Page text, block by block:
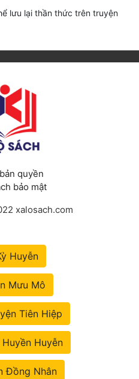
lưu lại thần thức trên truyện
quyền
bảo mật
xalosach.com
Huyễn
Mưu Mô
Tiên Hiệp
Huyễn
Đồng Nhân